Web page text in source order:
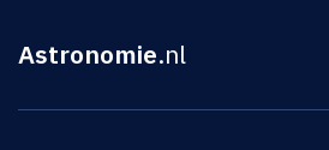
Astronomie.nl